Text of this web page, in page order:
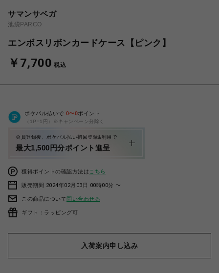
サマンサベガ
池袋PARCO
エンボスリボンカードケース【ピンク】
￥7,700 税込
ポケパル払いで 0〜0ポイント
（1P=1円）※キャンペーン分除く
会員登録後、ポケパル払い初回登録&利用で
最大1,500円分ポイント進呈
獲得ポイントの確認方法は こちら
販売期間 2024年02月03日 00時00分 〜
この商品について問い合わせる
ギフト：ラッピング可
入荷案内申し込み